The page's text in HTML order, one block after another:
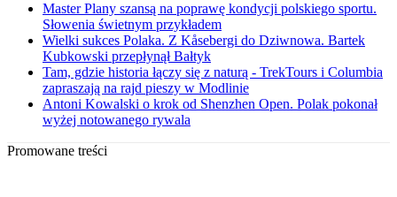
Master Plany szansą na poprawę kondycji polskiego sportu.
Słowenia świetnym przykładem
Wielki sukces Polaka. Z Kåsebergi do Dziwnowa. Bartek
Kubkowski przepłynął Bałtyk
Tam, gdzie historia łączy się z naturą - TrekTours i Columbia
zapraszają na rajd pieszy w Modlinie
Antoni Kowalski o krok od Shenzhen Open. Polak pokonał
wyżej notowanego rywala
Promowane treści